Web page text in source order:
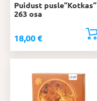
Puidust pusle”Kotkas”
263 osa
18,00 €